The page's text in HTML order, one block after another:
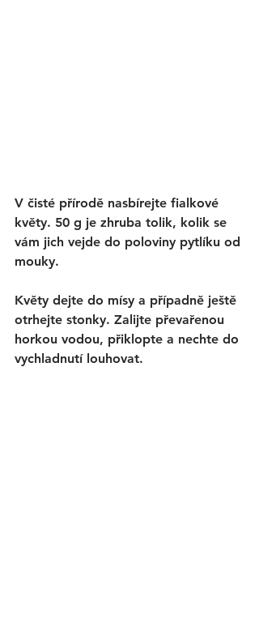
V čisté přírodě nasbírejte fialkové
květy. 50 g je zhruba tolik, kolik se
vám jich vejde do poloviny pytlíku od
mouky.
Květy dejte do mísy a případně ještě
otrhejte stonky. Zalijte převařenou
horkou vodou, přiklopte a nechte do
vychladnutí louhovat.